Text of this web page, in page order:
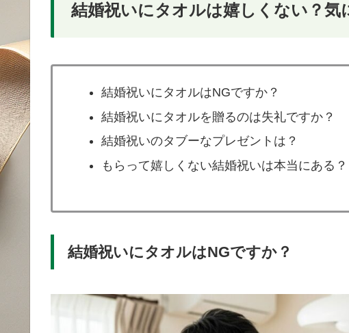
結婚祝いにタオルは嬉しくない？気
結婚祝いにタオルはNGですか？
結婚祝いにタオルを贈るのは失礼ですか？
結婚祝いのタブーなプレゼントは？
もらって嬉しくない結婚祝いは本当にある？
結婚祝いにタオルはNGですか？